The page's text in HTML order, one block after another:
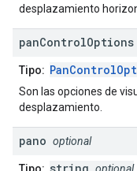
desplazamiento
panControlOptions
Tipo:
Son las opciones de
desplazamiento.
pano optional